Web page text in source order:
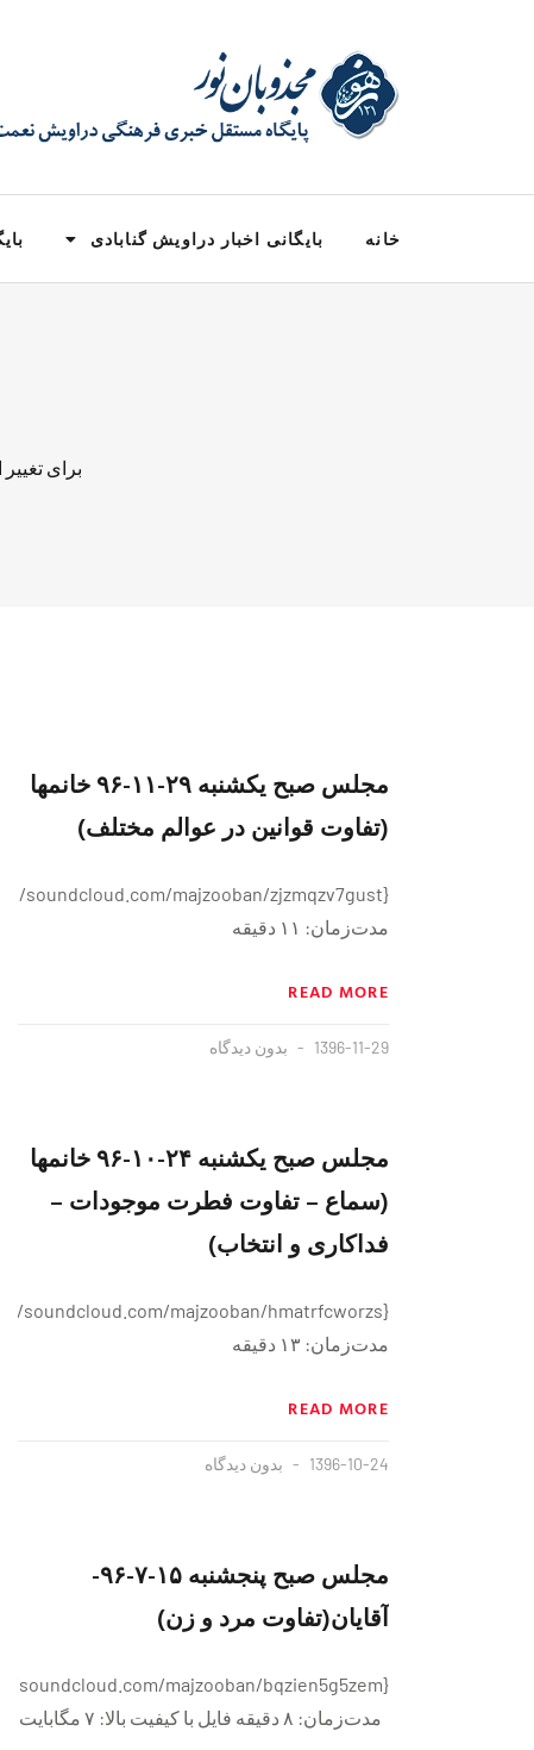
خانه بایگانی اخبار دراویش گنابادی
برای
مجلس صبح یکشنبه ۲۹-۱۱-۹۶ خانمها
(تفاوت قوانین در عوالم مختلف)
مدت‌زمان: ۱۱ دقیقه
READ MORE
1396-11-29 بدون دیدگاه
مجلس صبح یکشنبه ۲۴-۱۰-۹۶ خانمها
(سماع – تفاوت فطرت موجودات –
فداکاری و انتخاب)
مدت‌زمان: ۱۳ دقیقه
READ MORE
1396-10-24 بدون دیدگاه
مجلس صبح پنجشنبه ١۵-٧-٩۶-
آقایان(تفاوت مرد و زن)
مدت‌زمان: ۸ دقيقه فايل با کیفیت بالا: ۷ مگابایت